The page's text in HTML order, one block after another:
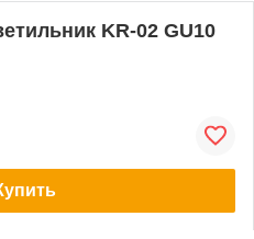
KR-02 GU10